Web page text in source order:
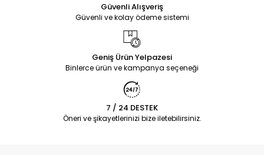
Güvenli Alışveriş
Güvenli ve kolay ödeme sistemi
Geniş Ürün Yelpazesi
Binlerce ürün ve kampanya seçeneği
7 / 24 DESTEK
Öneri ve şikayetlerinizi bize iletebilirsiniz.